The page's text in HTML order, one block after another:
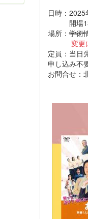
日時：2025
開場13
場所：学術
変
定員：当日
申し込み
お問合せ：